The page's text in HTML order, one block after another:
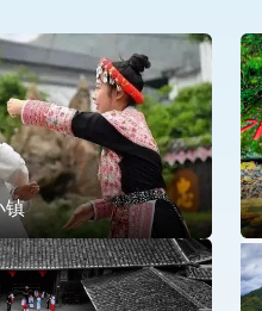
镇